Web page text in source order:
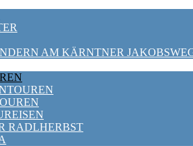
AM KÄRNTNER
RADLHERBST